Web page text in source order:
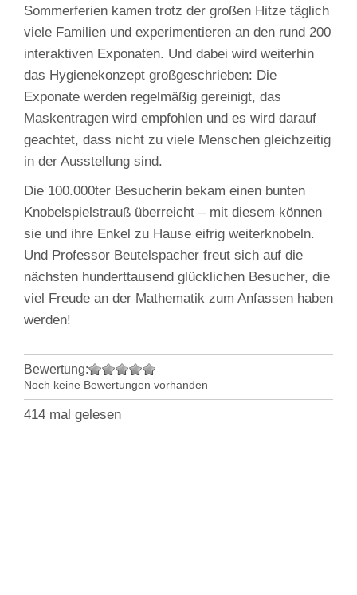
Sommerferien kamen trotz der großen Hitze täglich
viele Familien und experimentieren an den rund 200
interaktiven Exponaten. Und dabei wird weiterhin
das Hygienekonzept großgeschrieben: Die
Exponate werden regelmäßig gereinigt, das
Maskentragen wird empfohlen und es wird darauf
geachtet, dass nicht zu viele Menschen gleichzeitig
in der Ausstellung sind.
Die 100.000ter Besucherin bekam einen bunten
Knobelspielstrauß überreicht – mit diesem können
sie und ihre Enkel zu Hause eifrig weiterknobeln.
Und Professor Beutelspacher freut sich auf die
nächsten hunderttausend glücklichen Besucher, die
viel Freude an der Mathematik zum Anfassen haben
werden!
Bewertung:
Noch keine Bewertungen vorhanden
414 mal gelesen